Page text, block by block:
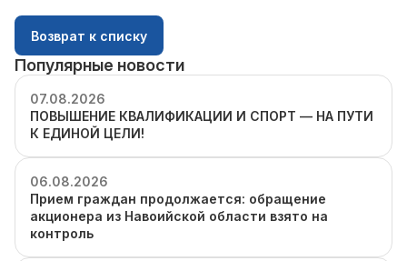
Возврат к списку
Популярные новости
07.08.2026
ПОВЫШЕНИЕ КВАЛИФИКАЦИИ И СПОРТ — НА ПУТИ
К ЕДИНОЙ ЦЕЛИ!
06.08.2026
Прием граждан продолжается: обращение
акционера из Навоийской области взято на
контроль